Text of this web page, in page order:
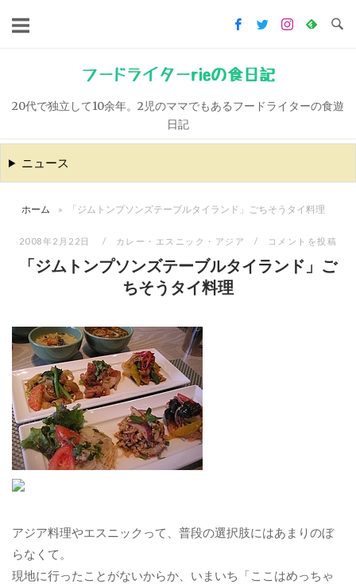
キ
ッ
フードライターrieの食日記
20代で独立して10余年。2児のママでもあるフードライターの食遊
日記
ニュース
ホーム » 「ジムトンプソンズテーブルタイランド」ごちそうタイ料理
2008年2月22日 カレー・エスニック・アジア コメントを投稿
「ジムトンプソンズテーブルタイランド」ご
ちそうタイ料理
アジア料理やエスニックって、普段の選択肢にはあまりのぼ
らなくて。
現地に行ったことがないからか、いまいち「ここはめっちゃ